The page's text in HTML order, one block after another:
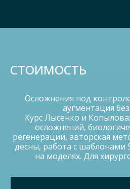
СТОИМОСТЬ
Осложнения под
аугментация
Курс Лысенко и
осложнений,
регенерации, авторская
десны, работа с шаблонами
на моделях. Для